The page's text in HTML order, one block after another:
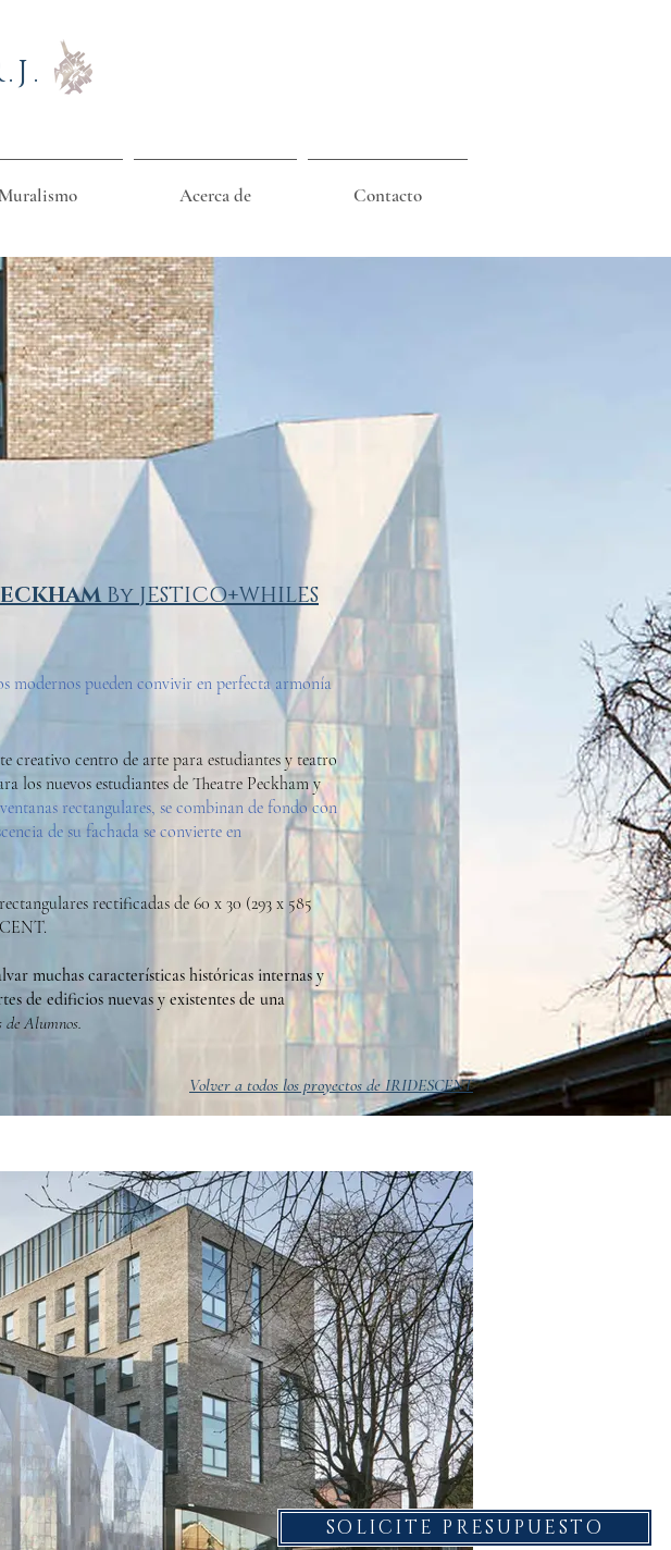
SOLICITE PRESUPUESTO
Muralismo Acerca de Contacto
By JESTICO+WHILES
modernos pueden convivir en perfecta armonía
creativo centro de arte para estudiantes y teatro
los nuevos estudiantes de Theatre Peckham y
rectangulares, se combinan de fondo con
de su fachada se convierte en
rectificadas de 60 x 30 (293 x 585
muchas características históricas internas y
de edificios nuevas y existentes de una
de Alumnos.
Volver a todos los proyectos de IRIDESCENT